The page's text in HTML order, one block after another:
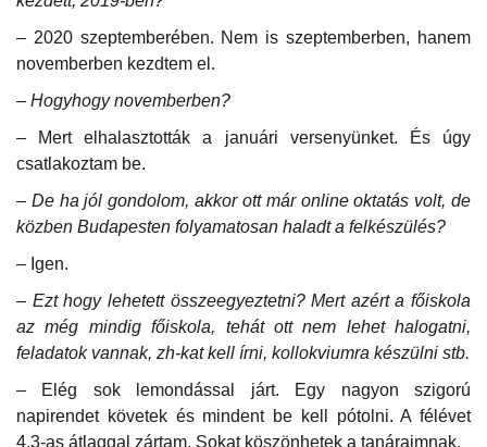
– 2020 szeptemberében. Nem is szeptemberben, hanem
novemberben kezdtem el.
– Hogyhogy novemberben?
– Mert elhalasztották a januári versenyünket. És úgy
csatlakoztam be.
– De ha jól gondolom, akkor ott már online oktatás volt, de
közben Budapesten folyamatosan haladt a felkészülés?
– Igen.
– Ezt hogy lehetett összeegyeztetni? Mert azért a főiskola
az még mindig főiskola, tehát ott nem lehet halogatni,
feladatok vannak, zh-kat kell írni, kollokviumra készülni stb.
– Elég sok lemondással járt. Egy nagyon szigorú
napirendet követek és mindent be kell pótolni. A félévet
4,3-as átlaggal zártam. Sokat köszönhetek a tanáraimnak.